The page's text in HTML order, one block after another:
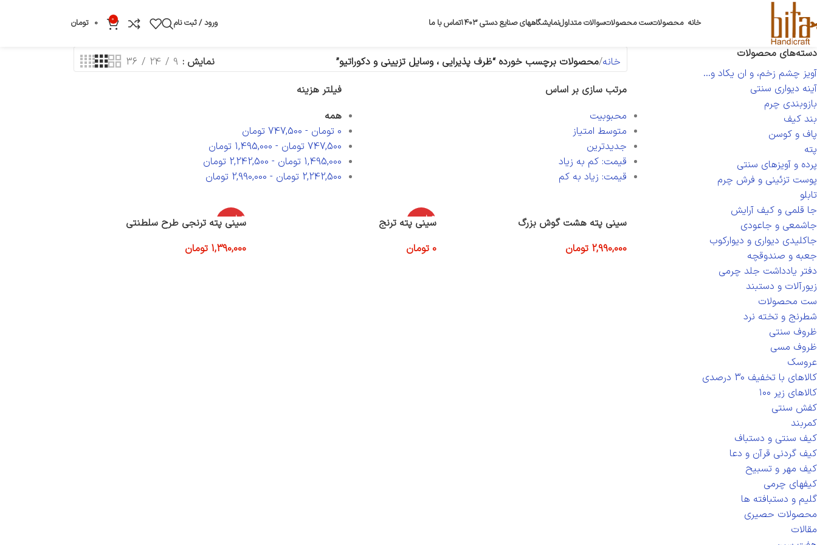
خانه محصولاتست محصولاتسوالات متداولنمایشگاههای صنایع دستی ۱۴۰۳ تماس با ما ورود / ثبت نام 0
0 تومان
دسته‌های محصولات
آویز چشم زخم، و ان یکاد و...
آینه دیواری سنتی
بازوبندی چرم
بند کیف
پاف و کوسن
پته
پرده و آویزهای سنتی
پوست تزئینی و فرش چرم
تابلو
جا قلمی و کیف آرایش
جاشمعی و جاعودی
جاکلیدی دیواری و دیوارکوب
جعبه و صندوقچه
دفتر یادداشت جلد چرمی
زیورآلات و دستبند
ست محصولات
شطرنج و تخته نرد
ظروف سنتی
ظروف مسی
عروسک
کالاهای با تخفیف 30 درصدی
کالاهای زیر ۱۰۰
کفش سنتی
کمربند
کیف سنتی و دستباف
کیف گردنی قرآن و دعا
کیف مهر و تسبیح
کیفهای چرمی
گلیم و دستبافته ها
محصولات حصیری
مقالات
خانه محصولات برچسب خورده “ظرف پذیرایی ، وسایل تزیینی و دکوراتیو” نمایش 9
24
36
مرتب سازی بر اساس
محبوبیت
متوسط امتیاز
جدیدترین
قیمت: کم به زیاد
قیمت: زیاد به کم
فیلتر هزینه
همه
0 تومان -
747,500 تومان
747,500 تومان -
1,495,000 تومان
1,495,000 تومان -
2,242,500 تومان
2,242,500 تومان -
2,990,000 تومان
سینی پته هشت گوش بزرگ
2,990,000 تومان
اتمام موج
ودی
سینی پته ترنج
0 تومان
اتمام موج
ودی
سینی پته ترنجی طرح سلطنتی
1,390,000 تومان